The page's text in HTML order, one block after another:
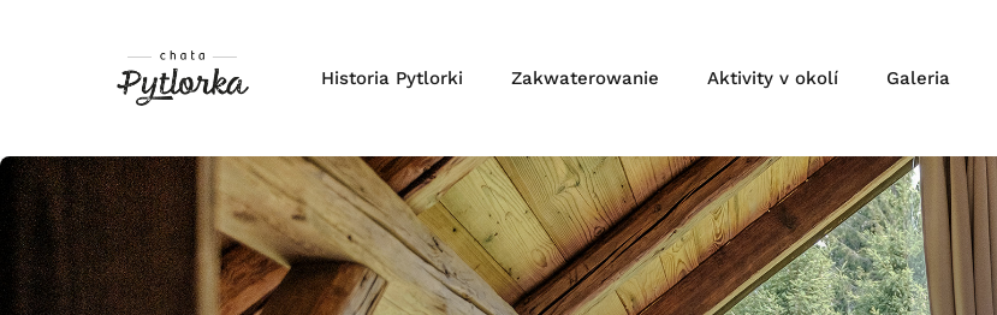
Historia Pytlorki Zakwaterowanie Aktivity v okolí Galeria